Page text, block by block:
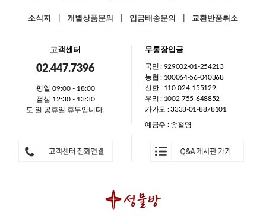
소식지 개별상품문의 입금배송문의 교환반품취소
고객센터
02.447.7396
평일 09:00 - 18:00
점심 12:30 - 13:30
토,일,공휴일 휴무입니다.
무통장입금
국민 : 929002-01-254213
농협 : 100064-56-040368
신한 : 110-024-155129
우리 : 1002-755-648852
카카오 : 3333-01-8878101
예금주 : 송철영